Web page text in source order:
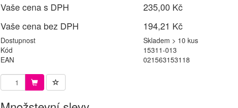
Vaše cena s DPH
235,00 Kč
Vaše cena bez DPH
194,21 Kč
Dostupnost
Skladem > 10 kus
Kód
15311-013
EAN
021563153118